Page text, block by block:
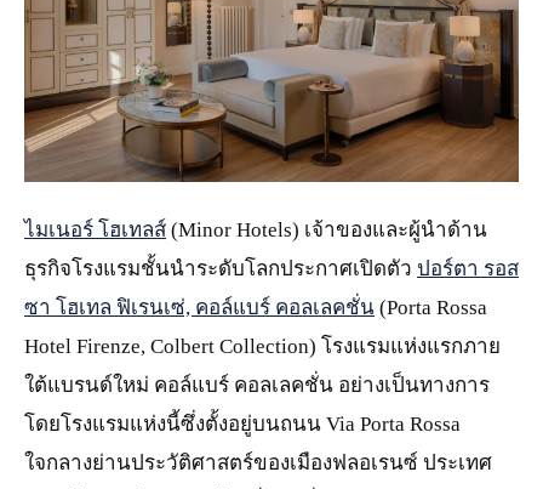
ไมเนอร์ โฮเทลส์ (Minor Hotels) เจ้าของและผู้นำด้าน
ธุรกิจโรงแรมชั้นนำระดับโลกประกาศเปิดตัว ปอร์ตา รอส
ซา โฮเทล ฟิเรนเซ่, คอล์แบร์ คอลเลคชั่น (Porta Rossa
Hotel Firenze, Colbert Collection) โรงแรมแห่งแรกภาย
ใต้แบรนด์ใหม่ คอล์แบร์ คอลเลคชั่น อย่างเป็นทางการ
โดยโรงแรมแห่งนี้ซึ่งตั้งอยู่บนถนน Via Porta Rossa
ใจกลางย่านประวัติศาสตร์ของเมืองฟลอเรนซ์ ประเทศ